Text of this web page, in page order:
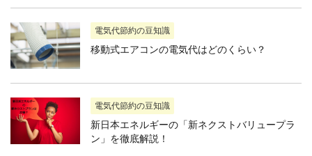
電気代節約の豆知識
移動式エアコンの電気代はどのくらい？
電気代節約の豆知識
新日本エネルギーの「新ネクストバリュープラ
ン」を徹底解説！